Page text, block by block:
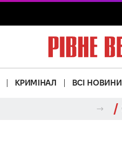
КРИМІНАЛ ВСІ НОВИНИ